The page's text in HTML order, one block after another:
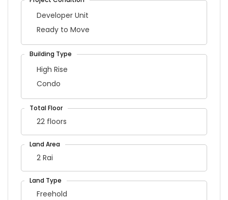
Developer Unit
Ready to Move
High Rise
Condo
22 floors
2 Rai
Freehold